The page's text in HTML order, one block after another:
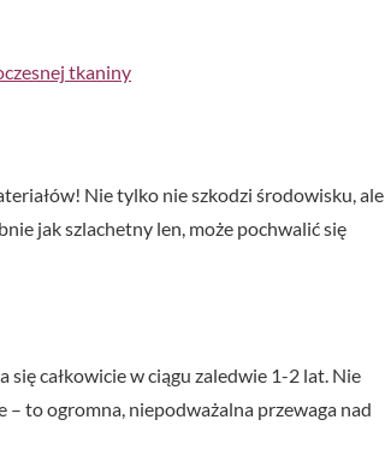
tkaniny
Nie tylko nie szkodzi środowisku, ale
jak szlachetny len, może pochwalić się
całkowicie w ciągu zaledwie 1-2 lat. Nie
to ogromna, niepodważalna przewaga nad